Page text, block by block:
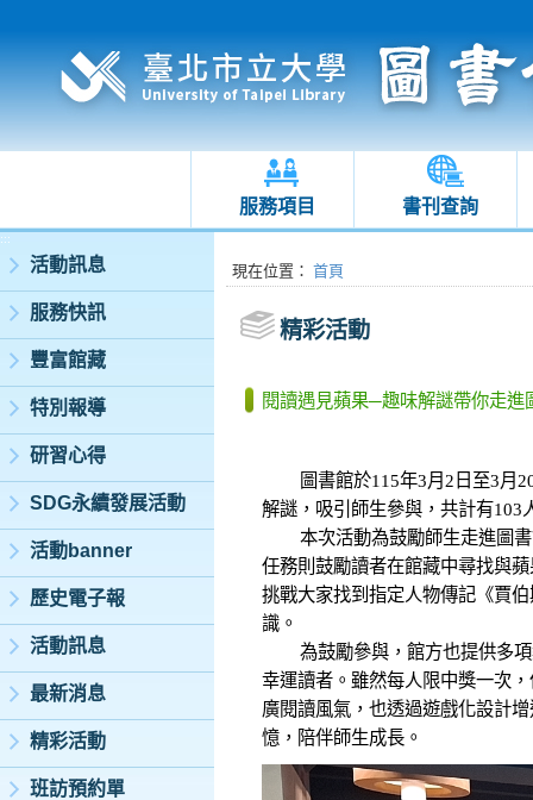
服務項目 書刊查詢
:::
活動訊息
服務快訊
豐富館藏
特別報導
研習心得
SDG永續發展活動
活動banner
歷史電子報
活動訊息
最新消息
精彩活動
班訪預約單
:::現在位置 ： 首頁
精彩活動
閱讀遇見蘋果─趣味解謎帶你走進
圖書館於115年3月2日至3月20
解謎，吸引師生參與，共計有103
本次活動為鼓勵師生走進圖書
任務則鼓勵讀者在館藏中尋找與
挑戰大家找到指定人物傳記《賈
識。
為鼓勵參與，館方也提供多項
幸運讀者。雖然每人限中獎一次
廣閱讀風氣，也透過遊戲化設計
憶，陪伴師生成長。